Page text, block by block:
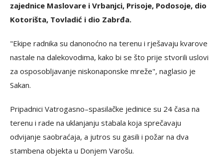
zajednice Maslovare i Vrbanjci, Prisoje, Podosoje, dio
Kotorišta, Tovladić i dio Zabrđa.
"Ekipe radnika su danonoćno na terenu i rješavaju kvarove
nastale na dalekovodima, kako bi se što prije stvorili uslovi
za osposobljavanje niskonaponske mreže", naglasio je
Sakan.
Pripadnici Vatrogasno–spasilačke jedinice su 24 časa na
terenu i rade na uklanjanju stabala koja sprečavaju
odvijanje saobraćaja, a jutros su gasili i požar na dva
stambena objekta u Donjem Varošu.